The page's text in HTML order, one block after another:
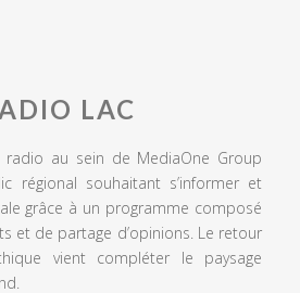
LAC
au sein de MediaOne Group
régional souhaitant s’informer et
grâce à un programme composé
et de partage d’opinions. Le retour
vient compléter le paysage